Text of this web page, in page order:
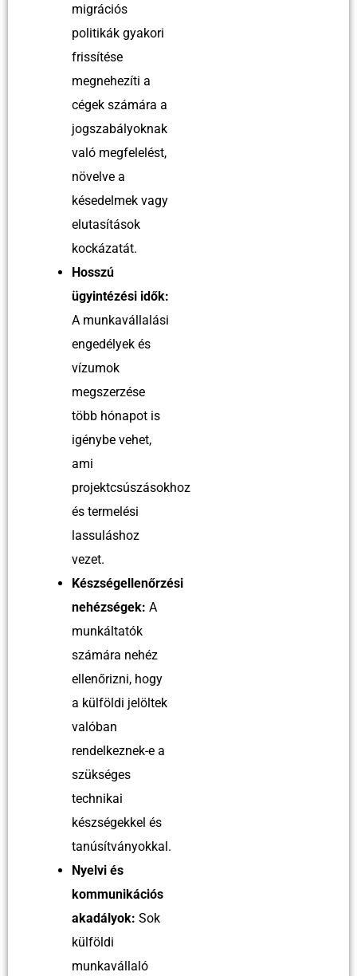
migrációs
politikák gyakori
frissítése
megnehezíti a
cégek számára a
jogszabályoknak
való megfelelést,
növelve a
késedelmek vagy
elutasítások
kockázatát.
Hosszú
ügyintézési idők:
A munkavállalási
engedélyek és
vízumok
megszerzése
több hónapot is
igénybe vehet,
ami
projektcsúszásokhoz
és termelési
lassuláshoz
vezet.
Készségellenőrzési
nehézségek: A
munkáltatók
számára nehéz
ellenőrizni, hogy
a külföldi jelöltek
valóban
rendelkeznek-e a
szükséges
technikai
készségekkel és
tanúsítványokkal.
Nyelvi és
kommunikációs
akadályok: Sok
külföldi
munkavállaló